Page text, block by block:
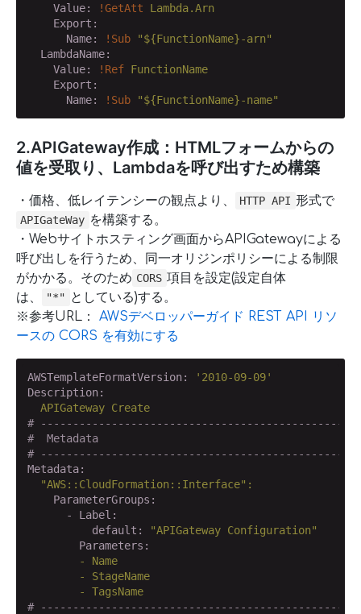
    Value:
!GetAtt
Lambda.Arn
    Export:
      Name:
!Sub
"${FunctionName}-arn"
  LambdaName:
    Value:
!Ref FunctionName
    Export:
      Name:
!Sub "${FunctionName}-name"
2.APIGateway作成：HTMLフォームからの
値を受取り、Lambdaを呼び出すため構築
・価格、低レイテンシーの観点より、 HTTP API 形式で
APIGateWay を構築する。
・Webサイトホスティング画面からAPIGatewayによる
呼び出しを行うため、同一オリジンポリシーによる制限
がかかる。そのため CORS 項目を設定(設定自体
は、
"*" としている)する。
※参考URL： AWSデベロッパーガイド REST API リソ
ースの CORS を有効にする
AWSTemplateFormatVersion:
'2010-09-09'
Description:
APIGateway Create
#
#  Metadata
#
Metadata:
"AWS::CloudFormation::Interface" :
    ParameterGroups:
      - Label:
          default:
"APIGateway Configuration"
        Parameters:
        -
Name
        -
StageName
        -
TagsName
#